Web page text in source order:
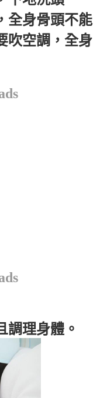
全身骨頭不能
吹空調，全身
調理身體。